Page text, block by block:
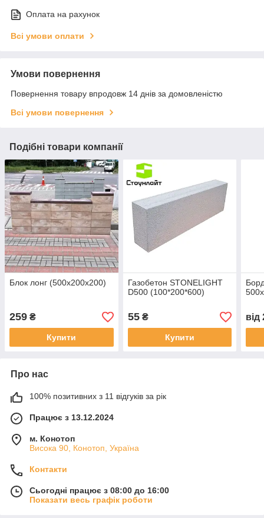
Оплата на рахунок
Всі умови оплати
Умови повернення
Повернення товару впродовж 14 днів за домовленістю
Всі умови повернення
Подібні товари компанії
Блок лонг (500х200х200)
259 ₴
Купити
Газобетон STONELIGHT
D500 (100*200*600)
55₴
Купити
від
Про нас
100% позитивних з 11 відгуків за рік
Працює з 13.12.2024
м. Конотоп
Висока 90, Конотоп, Україна
Контакти
Сьогодні працює з 08:00 до 16:00
Показати весь графік роботи